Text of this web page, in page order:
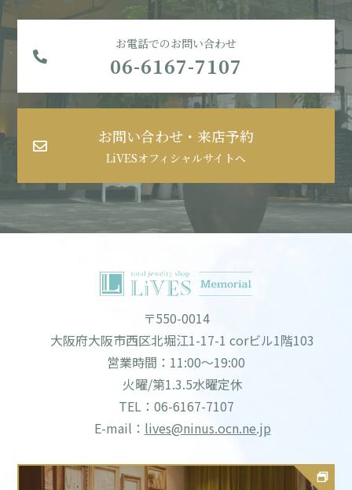
お電話でのお問い合わせ
06-6167-7107
お問い合わせ・来店予約
LiVESオフィシャルサイトへ
〒550-0014
大阪府大阪市西区北堀江1-17-1 corビル1階103
営業時間：11:00～19:00
火曜/第1.3.5水曜定休
TEL：06-6167-7107
E-mail： lives@ninus.ocn.ne.jp